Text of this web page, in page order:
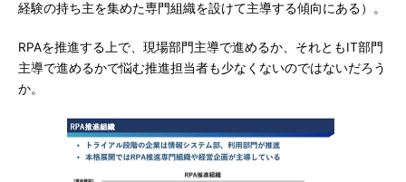
経験の持ち主を集めた専門組織を設けて主導する傾向にある）。
RPAを推進する上で、現場部門主導で進めるか、それともIT部門
主導で進めるかで悩む推進担当者も少なくないのではないだろう
か。